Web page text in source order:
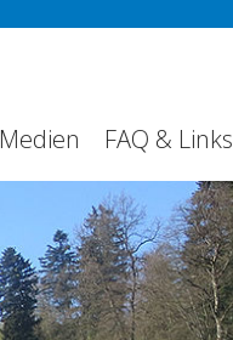
Medien FAQ & Links